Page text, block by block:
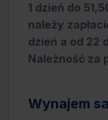
1 dzień do
należy
dzień a od 22
Należność za
Wynajem